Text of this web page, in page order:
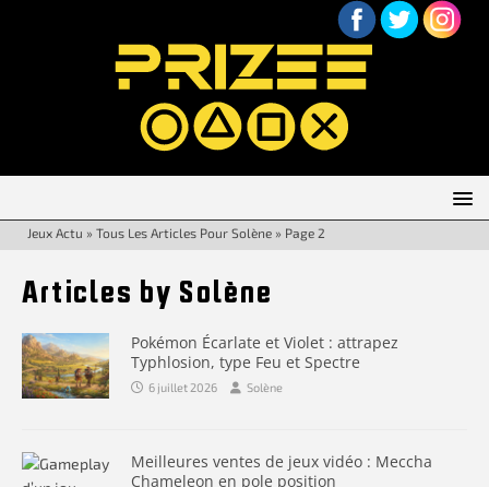
Jeux Actu » Tous Les Articles Pour Solène » Page 2
Articles by Solène
Pokémon Écarlate et Violet : attrapez
Typhlosion, type Feu et Spectre
6 juillet 2026 Solène
Meilleures ventes de jeux vidéo : Meccha
Chameleon en pole position